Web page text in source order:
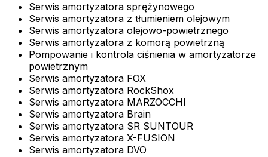
Serwis amortyzatora sprężynowego
Serwis amortyzatora z tłumieniem olejowym
Serwis amortyzatora olejowo-powietrznego
Serwis amortyzatora z komorą powietrzną
Pompowanie i kontrola ciśnienia w amortyzatorze
powietrznym
Serwis amortyzatora FOX
Serwis amortyzatora RockShox
Serwis amortyzatora MARZOCCHI
Serwis amortyzatora Brain
Serwis amortyzatora SR SUNTOUR
Serwis amortyzatora X-FUSION
Serwis amortyzatora DVO